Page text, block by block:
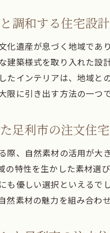
注文
宇都
調和する住宅設計
化遺産が息づく地域であ
建築様式を取り入れた設
たインテリアは、地域と
限に引き出す方法の一つで
足利市の注文住
際、自然素材の活用が大
の特性を生かした素材選
も優しい選択といえるで
然素材の魅力を組み合わ